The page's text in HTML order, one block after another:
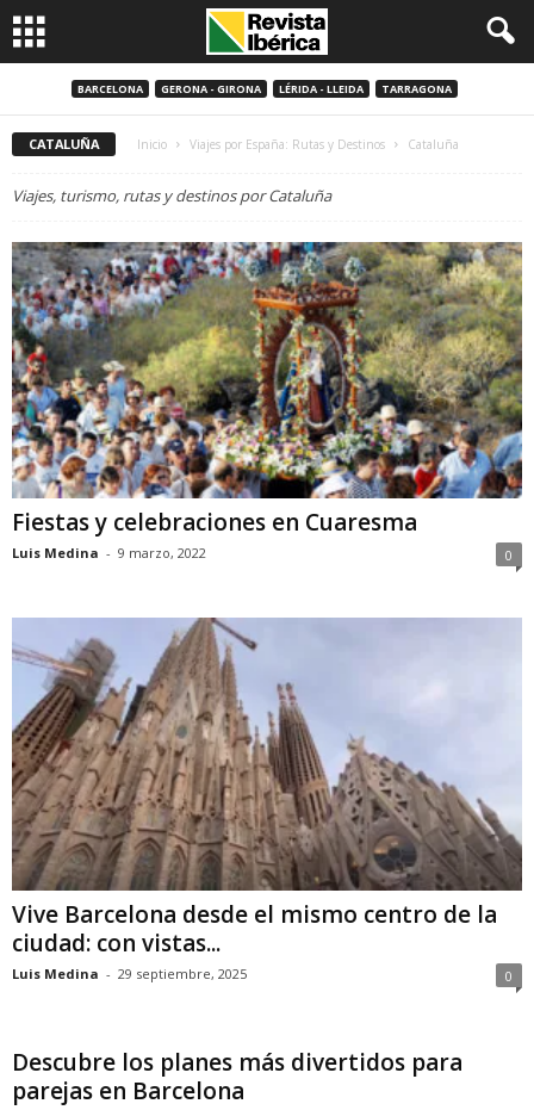
BARCELONA GERONA - GIRONA LÉRIDA - LLEIDA TARRAGONA
CATALUÑA Inicio Viajes por España: Rutas y Destinos Cataluña
Viajes, turismo, rutas y destinos por Cataluña
Fiestas y celebraciones en Cuaresma
Luis Medina - 9 marzo, 2022 0
Vive Barcelona desde el mismo centro de la
ciudad: con vistas...
Luis Medina - 29 septiembre, 2025 0
Descubre los planes más divertidos para
parejas en Barcelona